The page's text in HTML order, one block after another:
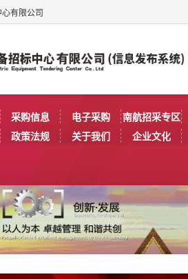
有限公司
采购信息 电子采购
南航招采专区
政策法规 关于我们
企业文化